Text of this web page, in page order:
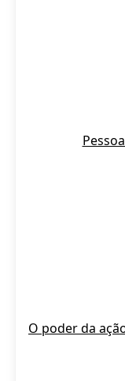
O poder da